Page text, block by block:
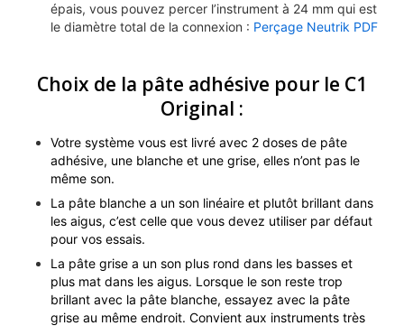
épais, vous pouvez percer l’instrument à 24 mm qui est
le diamètre total de la connexion : Perçage Neutrik PDF
Choix de la pâte adhésive pour le C1
Original :
Votre système vous est livré avec 2 doses de pâte
adhésive, une blanche et une grise, elles n’ont pas le
même son.
La pâte blanche a un son linéaire et plutôt brillant dans
les aigus, c’est celle que vous devez utiliser par défaut
pour vos essais.
La pâte grise a un son plus rond dans les basses et
plus mat dans les aigus. Lorsque le son reste trop
brillant avec la pâte blanche, essayez avec la pâte
grise au même endroit. Convient aux instruments très